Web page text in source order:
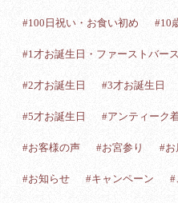
#100日祝い・お食い初め #10
#1才お誕生日・ファーストバー
#2才お誕生日 #3才お誕生日
#5才お誕生日 #アンティーク
#お客様の声 #お宮参り #お
#お知らせ #キャンペーン #